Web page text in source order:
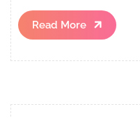
Read More
Read
More